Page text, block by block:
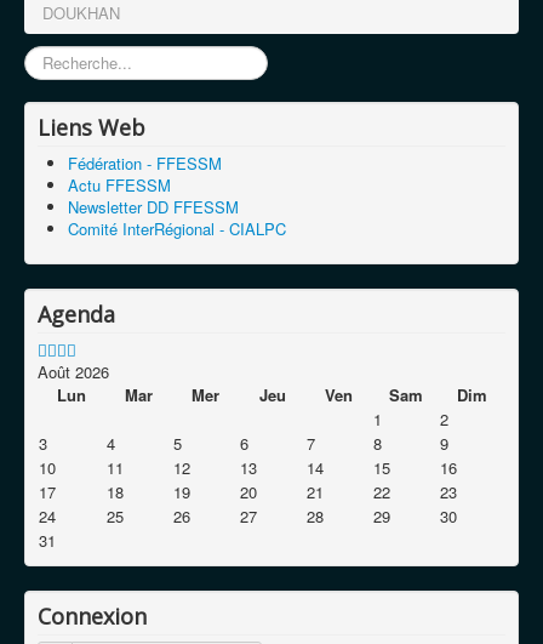
Nom*
E-mail*
Message
Envoyer une copie à votre adresse
(facultatif)
DOUKHAN
Rechercher
Liens Web
Fédération - FFESSM
Actu FFESSM
Newsletter DD FFESSM
Comité InterRégional - CIALPC
Agenda
Août 2026
Lun
Mar Mer Jeu Ven Sam
Dim
1
2
3
4 5 6 7 8
9
10
11 12 13 14 15
16
17
18 19 20 21 22
23
24
25 26 27 28 29
30
31
Connexion